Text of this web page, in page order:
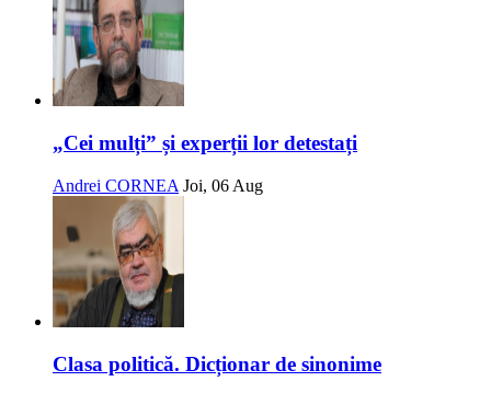
„Cei mulți” și experții lor detestați
Andrei CORNEA Joi, 06 Aug
Clasa politică. Dicționar de sinonime